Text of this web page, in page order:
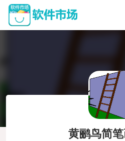
黄鹂鸟简